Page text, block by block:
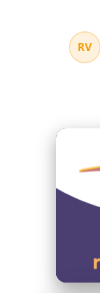
RV